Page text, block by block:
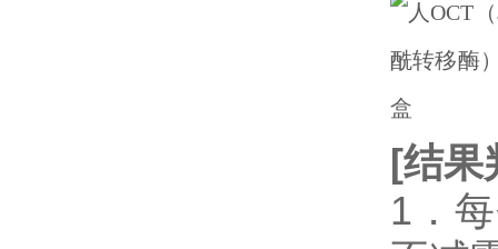
[结果
1．